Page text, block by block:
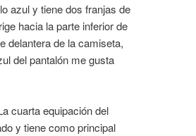
azul y tiene dos franjas de
hacia la parte inferior de
delantera de la camiseta,
del pantalón me gusta
cuarta equipación del
y tiene como principal